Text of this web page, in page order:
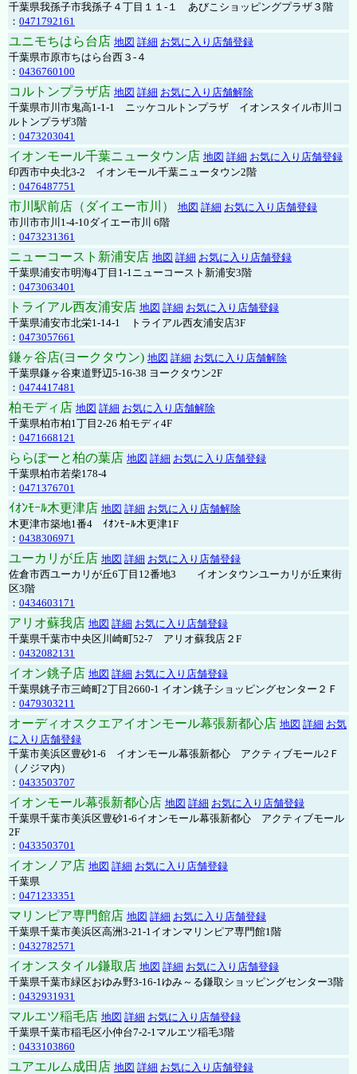
千葉県我孫子市我孫子４丁目１１-１ あびこショッピングプラザ３階
： 0471792161
ユニモちはら台店 地図 詳細 お気に入り店舗登録
千葉県市原市ちはら台西３-４
： 0436760100
コルトンプラザ店 地図 詳細 お気に入り店舗解除
千葉県市川市鬼高1-1-1 ニッケコルトンプラザ イオンスタイル市川コ
ルトンプラザ3階
： 0473203041
イオンモール千葉ニュータウン店 地図 詳細 お気に入り店舗登録
印西市中央北3-2 イオンモール千葉ニュータウン2階
： 0476487751
市川駅前店（ダイエー市川） 地図 詳細 お気に入り店舗登録
市川市市川1-4-10ダイエー市川 6階
： 0473231361
ニューコースト新浦安店 地図 詳細 お気に入り店舗登録
千葉県浦安市明海4丁目1-1ニューコースト新浦安3階
： 0473063401
トライアル西友浦安店 地図 詳細 お気に入り店舗登録
千葉県浦安市北栄1-14-1 トライアル西友浦安店3F
： 0473057661
鎌ヶ谷店(ヨークタウン) 地図 詳細 お気に入り店舗解除
千葉県鎌ヶ谷東道野辺5-16-38 ヨークタウン2F
： 0474417481
柏モディ店 地図 詳細 お気に入り店舗解除
千葉県柏市柏1丁目2-26 柏モディ4F
： 0471668121
ららぽーと柏の葉店 地図 詳細 お気に入り店舗登録
千葉県柏市若柴178-4
： 0471376701
ｲｵﾝﾓｰﾙ木更津店 地図 詳細 お気に入り店舗解除
木更津市築地1番4 ｲｵﾝﾓｰﾙ木更津1F
： 0438306971
ユーカリが丘店 地図 詳細 お気に入り店舗登録
佐倉市西ユーカリが丘6丁目12番地3 イオンタウンユーカリが丘東街
区3階
： 0434603171
アリオ蘇我店 地図 詳細 お気に入り店舗登録
千葉県千葉市中央区川崎町52-7 アリオ蘇我店２F
： 0432082131
イオン銚子店 地図 詳細 お気に入り店舗登録
千葉県銚子市三崎町2丁目2660-1 イオン銚子ショッピングセンター２Ｆ
： 0479303211
オーディオスクエアイオンモール幕張新都心店 地図 詳細 お気
に入り店舗登録
千葉市美浜区豊砂1-6 イオンモール幕張新都心 アクティブモール2Ｆ
（ノジマ内）
： 0433503707
イオンモール幕張新都心店 地図 詳細 お気に入り店舗登録
千葉県千葉市美浜区豊砂1-6イオンモール幕張新都心 アクティブモール
2F
： 0433503701
イオンノア店 地図 詳細 お気に入り店舗登録
千葉県
： 0471233351
マリンピア専門館店 地図 詳細 お気に入り店舗登録
千葉県千葉市美浜区高洲3-21-1イオンマリンピア専門館1階
： 0432782571
イオンスタイル鎌取店 地図 詳細 お気に入り店舗登録
千葉県千葉市緑区おゆみ野3-16-1ゆみ～る鎌取ショッピングセンター3階
： 0432931931
マルエツ稲毛店 地図 詳細 お気に入り店舗登録
千葉県千葉市稲毛区小仲台7-2-1マルエツ稲毛3階
： 0433103860
ユアエルム成田店 地図 詳細 お気に入り店舗登録